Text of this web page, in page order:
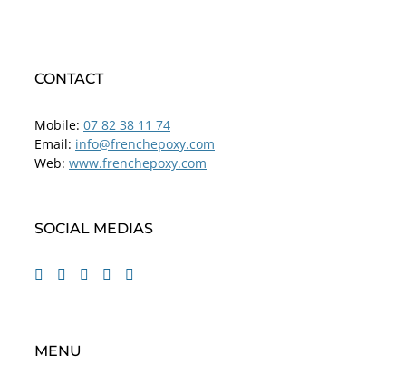
CONTACT
Mobile: 07 82 38 11 74
Email: info@frenchepoxy.com
Web: www.frenchepoxy.com
SOCIAL MEDIAS
MENU